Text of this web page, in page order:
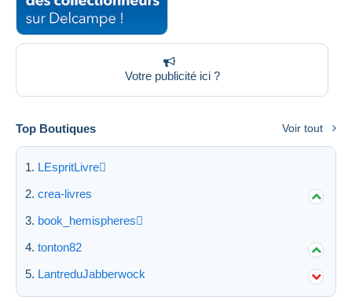
Bancontact
iDeal
Monde entier
Votre publicité ici ?
Top Boutiques Voir tout
LEspritLivre
crea-livres
book_hemispheres
tonton82
LantreduJabberwock